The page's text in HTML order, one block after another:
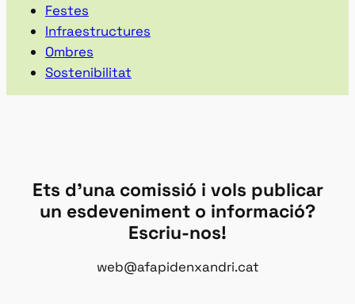
Festes
Infraestructures
Ombres
Sostenibilitat
Ets d’una comissió i vols publicar
un esdeveniment o informació?
Escriu-nos!
web@afapidenxandri.cat